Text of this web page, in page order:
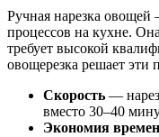
Ручная нарезка
процессов на кухне.
требует высокой
овощерезка решает эти
Скорость —
вместо 30–40
Экономия